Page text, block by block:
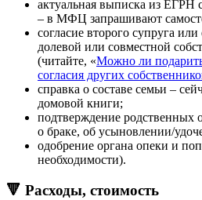
актуальная выписка из ЕГРН
– в МФЦ запрашивают
согласие второго супруга
долевой или совместной
(читайте, «Можно ли
согласия других
справка о составе семьи –
домовой книги;
подтверждение родственных
о браке, об усыновлении/
одобрение органа опеки и
необходимости).
🔻 Расходы, стоимость